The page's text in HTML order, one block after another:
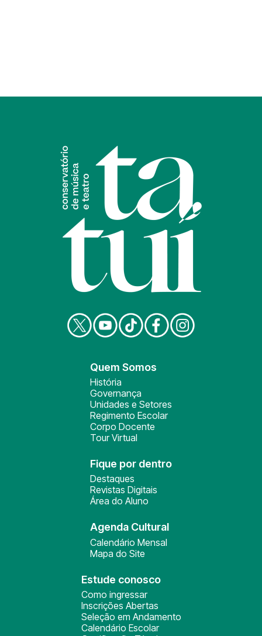
Quem Somos
História
Governança
Unidades e Setores
Regimento Escolar
Corpo Docente
Tour Virtual
Fique por dentro
Destaques
Revistas Digitais
Área do Aluno
Agenda Cultural
Calendário Mensal
Mapa do Site
Estude conosco
Como ingressar
Inscrições Abertas
Seleção em Andamento
Calendário Escolar